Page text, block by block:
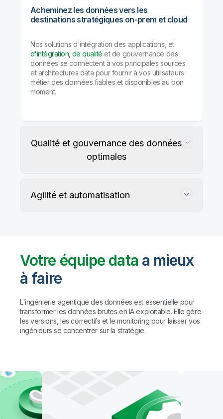
Acheminez les données vers les
destinations stratégiques on-prem et cloud
Nos solutions d'intégration des applications, et
d'intégration, de qualité et de gouvernance des
données se connectent à vos principales sources
et architectures data pour fournir à vos utilisateurs
métier des données fiables et disponibles au bon
moment.
Qualité et gouvernance des données
optimales
de vos données
Les règles personnalisées et les agents IA détectent
et profilent les problèmes de qualité, puis proposent
Agilité et automatisation
Automatisez la gestion du data warehouse,
des lakehouses et du data lake prêt pour l'IA
avec des agents de codage comme Claude Code
et GitHub Copilot, ou utilisez l'assistant IA de Qlik
pour travailler en langage naturel.
Votre équipe data a mieux
à faire
L'ingénierie agentique des données est essentielle pour
transformer les données brutes en IA exploitable. Elle gère
les versions, les correctifs et le monitoring pour laisser vos
ingénieurs se concentrer sur la stratégie.